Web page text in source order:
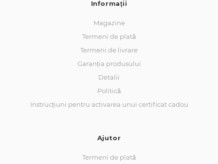
Informaţii
Magazine
Termeni de plată
Termeni de livrare
Garanția produsului
Detalii
Politică
Instrucțiuni pentru activarea unui certificat cadou
Ajutor
Termeni de plată